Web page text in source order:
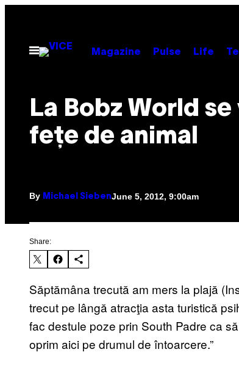
contentOpen
Menu
Magazine Pulse Life
La Bobz World se
feţe de animal
By Michael SiebenJune 5, 2012, 9:00am
Share:
Săptămâna trecută am mers la plajă
trecut pe lângă atracţia asta turistică
fac destule poze prin South Padre ca
oprim aici pe drumul de întoarcere.”